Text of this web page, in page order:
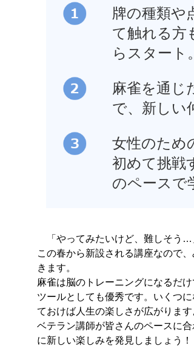
牌の種類や
て触れる方
らスタート。
麻雀を通じ
で、新しい
女性のため
初めて挑戦
のペースで
「やってみたいけど、難しそう
この春から新設される講座なので
きます。
麻雀は脳のトレーニングになるだ
ツールとしても優秀です。いくつ
ておけば人生の楽しさが広がります
ベテラン講師が皆さんのペースに
に新しい楽しみを発見しましょう！